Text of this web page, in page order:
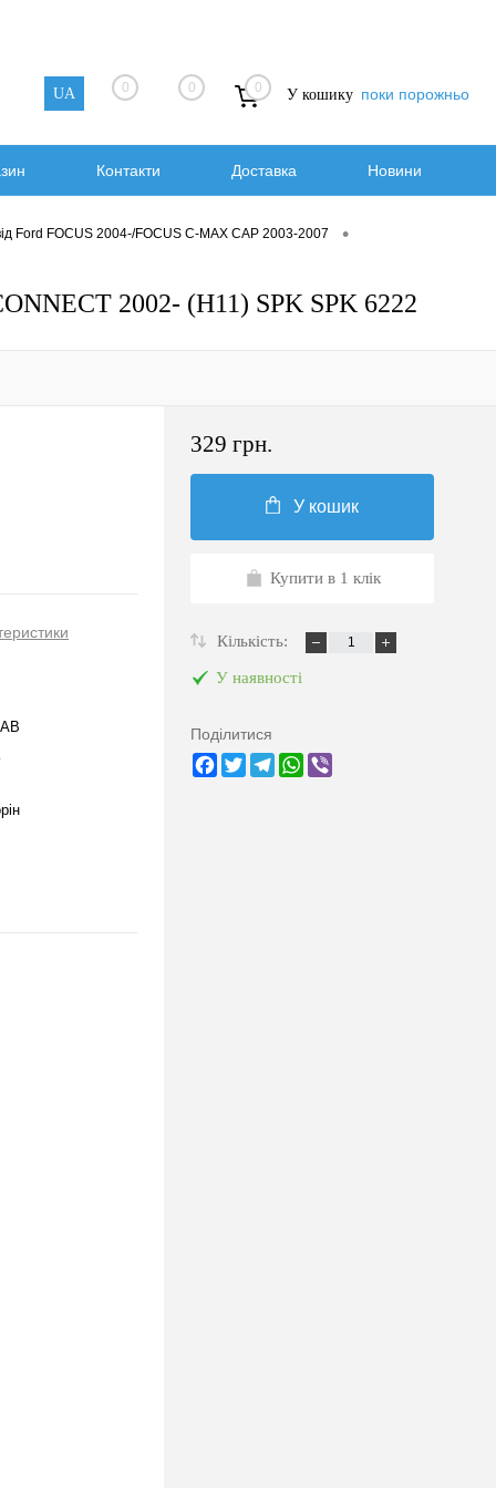
UA 0 0 0 У кошику поки порожньо
Контакти Доставка Новини
Ford FOCUS 2004-/FOCUS C-MAX CAP 2003-2007 •
2002- (H11) SPK SPK 6222
329 грн.
У кошик
Купити в 1 клік
Кількість:
У наявності
Поділитися
Facebook
TwitterTelegramWhatsApp